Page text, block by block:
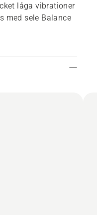
låga vibrationer
med sele Balance